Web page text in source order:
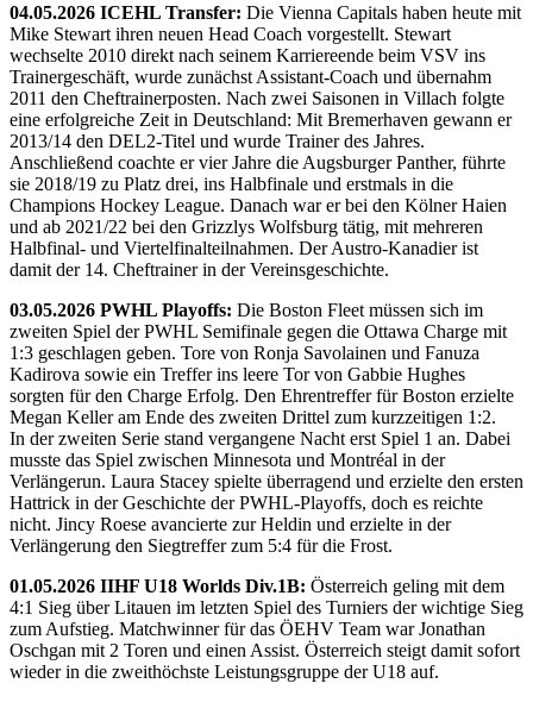
04.05.2026 ICEHL Transfer: Die Vienna Capitals haben heute mit
Mike Stewart ihren neuen Head Coach vorgestellt. Stewart
wechselte 2010 direkt nach seinem Karriereende beim VSV ins
Trainergeschäft, wurde zunächst Assistant-Coach und übernahm
2011 den Cheftrainerposten. Nach zwei Saisonen in Villach folgte
eine erfolgreiche Zeit in Deutschland: Mit Bremerhaven gewann er
2013/14 den DEL2-Titel und wurde Trainer des Jahres.
Anschließend coachte er vier Jahre die Augsburger Panther, führte
sie 2018/19 zu Platz drei, ins Halbfinale und erstmals in die
Champions Hockey League. Danach war er bei den Kölner Haien
und ab 2021/22 bei den Grizzlys Wolfsburg tätig, mit mehreren
Halbfinal- und Viertelfinalteilnahmen. Der Austro-Kanadier ist
damit der 14. Cheftrainer in der Vereinsgeschichte.
03.05.2026 PWHL Playoffs: Die Boston Fleet müssen sich im
zweiten Spiel der PWHL Semifinale gegen die Ottawa Charge mit
1:3 geschlagen geben. Tore von Ronja Savolainen und Fanuza
Kadirova sowie ein Treffer ins leere Tor von Gabbie Hughes
sorgten für den Charge Erfolg. Den Ehrentreffer für Boston erzielte
Megan Keller am Ende des zweiten Drittel zum kurzzeitigen 1:2.
In der zweiten Serie stand vergangene Nacht erst Spiel 1 an. Dabei
musste das Spiel zwischen Minnesota und Montréal in der
Verlängerun. Laura Stacey spielte überragend und erzielte den ersten
Hattrick in der Geschichte der PWHL-Playoffs, doch es reichte
nicht. Jincy Roese avancierte zur Heldin und erzielte in der
Verlängerung den Siegtreffer zum 5:4 für die Frost.
01.05.2026 IIHF U18 Worlds Div.1B: Österreich geling mit dem
4:1 Sieg über Litauen im letzten Spiel des Turniers der wichtige Sieg
zum Aufstieg. Matchwinner für das ÖEHV Team war Jonathan
Oschgan mit 2 Toren und einen Assist. Österreich steigt damit sofort
wieder in die zweithöchste Leistungsgruppe der U18 auf.